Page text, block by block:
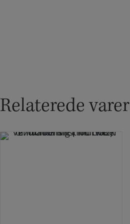
Relaterede varer